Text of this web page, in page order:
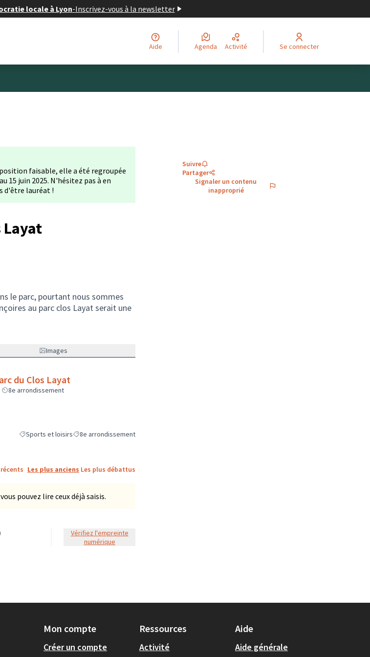
locale à Lyon-Inscrivez-vous à la newsletter
Aide Agenda Activité Se connecter
faisable, elle a été regroupée
15 juin 2025. N'hésitez pas à en
d'être lauréat !
Layat
le parc, pourtant nous sommes
au parc clos Layat serait une
Images
du Clos Layat
8e arrondissement
Filtrer les résultats de la catégorie : Sports et loisirs
Sports et loisirsFiltrer les résultats pour la localisation : 8e arrondissement
8e arrondissement
Suivre
Partager
Signaler un contenu
inapproprié
Les plus anciens Les plus débattus
pouvez lire ceux déjà saisis.
Vérifiez l'empreinte
numérique
Mon compte
Créer un compte
Ressources
Activité
Aide
Aide générale